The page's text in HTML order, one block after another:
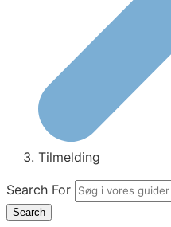
Tilmelding
Search For
Search